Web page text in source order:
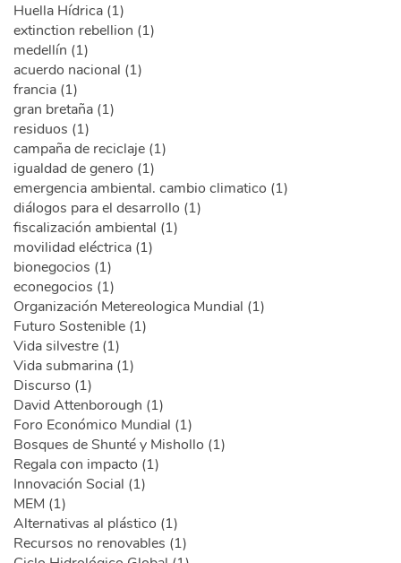
Huella Hídrica (1)
extinction rebellion (1)
medellín (1)
acuerdo nacional (1)
francia (1)
gran bretaña (1)
residuos (1)
campaña de reciclaje (1)
igualdad de genero (1)
emergencia ambiental. cambio climatico (1)
diálogos para el desarrollo (1)
fiscalización ambiental (1)
movilidad eléctrica (1)
bionegocios (1)
econegocios (1)
Organización Metereologica Mundial (1)
Futuro Sostenible (1)
Vida silvestre (1)
Vida submarina (1)
Discurso (1)
David Attenborough (1)
Foro Económico Mundial (1)
Bosques de Shunté y Mishollo (1)
Regala con impacto (1)
Innovación Social (1)
MEM (1)
Alternativas al plástico (1)
Recursos no renovables (1)